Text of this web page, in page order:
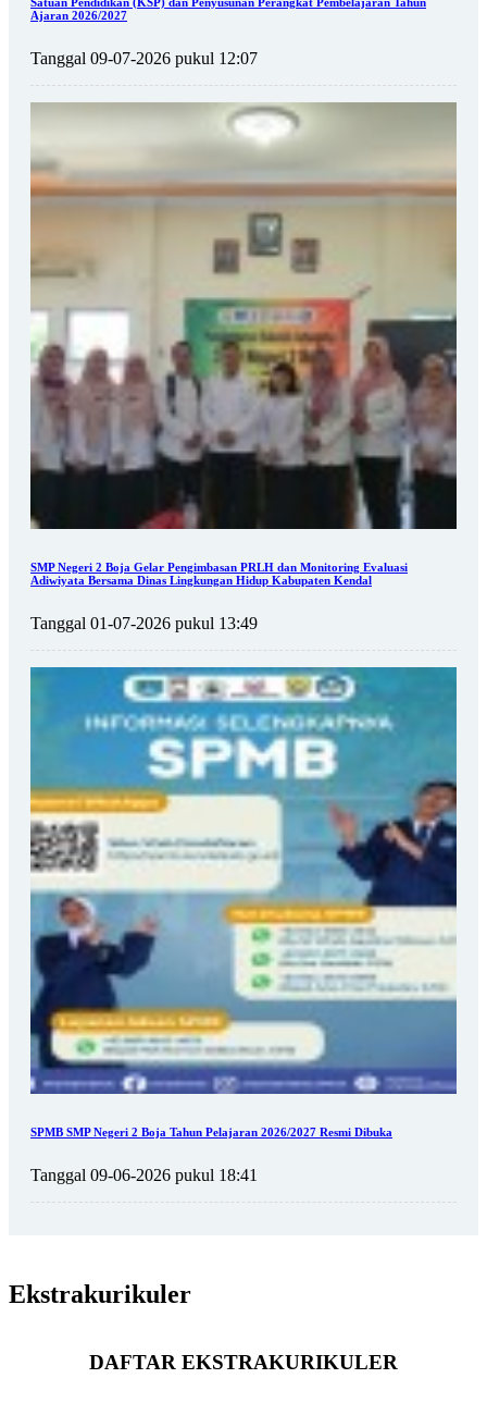
Ajaran 2026/2027
Tanggal 09-07-2026 pukul 12:07
SMP Negeri 2 Boja Gelar Pengimbasan PRLH dan Monitoring Evaluasi
Adiwiyata Bersama Dinas Lingkungan Hidup Kabupaten Kendal
Tanggal 01-07-2026 pukul 13:49
SPMB SMP Negeri 2 Boja Tahun Pelajaran 2026/2027 Resmi Dibuka
Tanggal 09-06-2026 pukul 18:41
Ekstrakurikuler
DAFTAR EKSTRAKURIKULER